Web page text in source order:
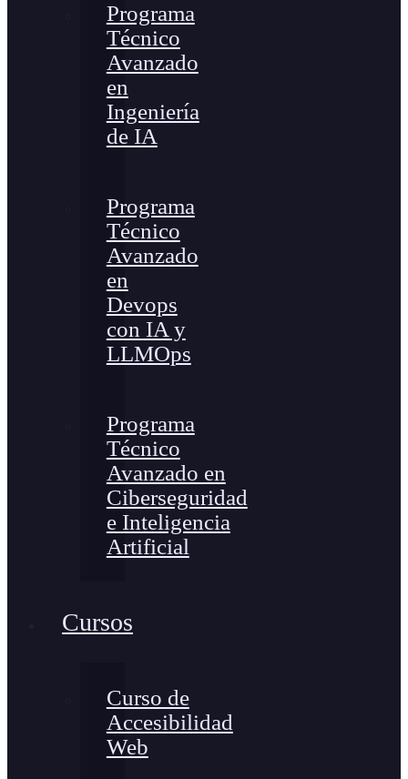
Programa
Técnico
Avanzado
en
Ingeniería
de IA
Programa
Técnico
Avanzado
en
Devops
con IA y
LLMOps
Programa
Técnico
Avanzado en
Ciberseguridad
e Inteligencia
Artificial
Cursos
Curso de
Accesibilidad
Web